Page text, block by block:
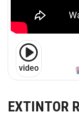
video
EXTINTOR